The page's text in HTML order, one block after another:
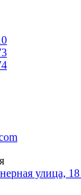
улица, 18